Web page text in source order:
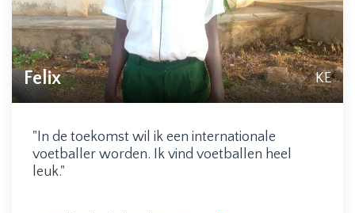
Felix KE
"In de toekomst wil ik een internationale
voetballer worden. Ik vind voetballen heel
leuk."